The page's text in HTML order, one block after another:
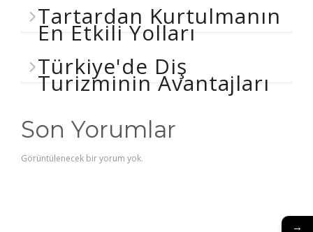
Tartardan Kurtulmanın
En Etkili Yolları
Türkiye'de Diş
Turizminin Avantajları
Son Yorumlar
Görüntülenecek bir yorum yok.
→